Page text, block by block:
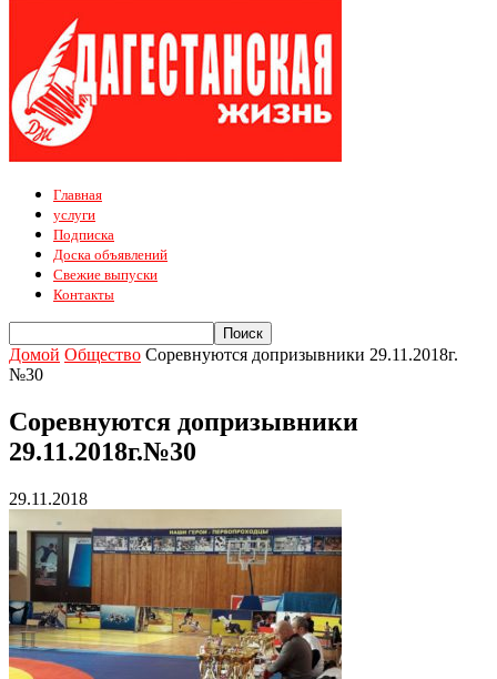
Главная
услуги
Подписка
Доска объявлений
Свежие выпуски
Контакты
Домой Общество Соревнуются допризывники 29.11.2018г.
№30
Соревнуются допризывники
29.11.2018г.№30
29.11.2018